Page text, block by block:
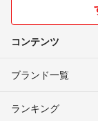
コンテンツ
ブランド一覧
ランキング